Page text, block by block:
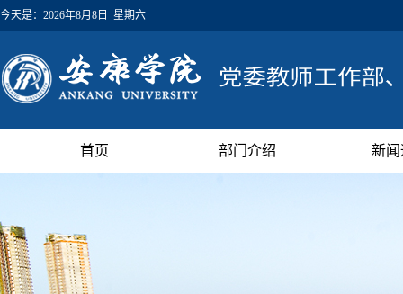
今天是： 2026年8月8日 星期六
首页 部门介绍 新